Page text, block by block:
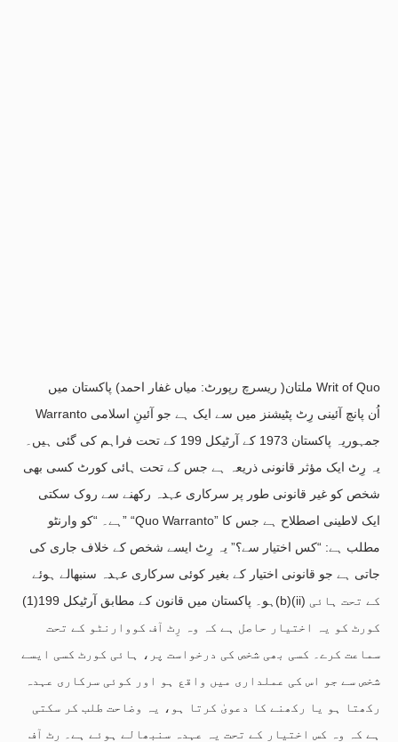
ملتان( ریسرچ رپورٹ: میاں غفار احمد) پاکستان میں Writ of Quo
Warranto اُن پانچ آئینی رِٹ پٹیشنز میں سے ایک ہے جو آئینِ اسلامی
جمہوریہ پاکستان 1973 کے آرٹیکل 199 کے تحت فراہم کی گئی ہیں۔
یہ رِٹ ایک مؤثر قانونی ذریعہ ہے جس کے تحت ہائی کورٹ کسی بھی
شخص کو غیر قانونی طور پر سرکاری عہدہ رکھنے سے روک سکتی
ہے۔ “کو وارنٹو” “Quo Warranto” ایک لاطینی اصطلاح ہے جس کا
مطلب ہے: “کس اختیار سے؟” یہ رِٹ ایسے شخص کے خلاف جاری کی
جاتی ہے جو قانونی اختیار کے بغیر کوئی سرکاری عہدہ سنبھالے ہوئے
ہو۔ پاکستان میں قانون کے مطابق آرٹیکل 199(1)(b)(ii) کے تحت ہائی
کورٹ کو یہ اختیار حاصل ہے کہ وہ رِٹ آف کووارنٹو کے تحت
سماعت کرے۔ کسی بھی شخص کی درخواست پر، ہائی کورٹ کسی ایسے
شخص سے جو اس کی عملداری میں واقع ہو اور کوئی سرکاری عہدہ
رکھتا ہو یا رکھنے کا دعویٰ کرتا ہو، یہ وضاحت طلب کر سکتی
ہے کہ وہ کس اختیار کے تحت یہ عہدہ سنبھالے ہوئے ہے۔ رِٹ آف